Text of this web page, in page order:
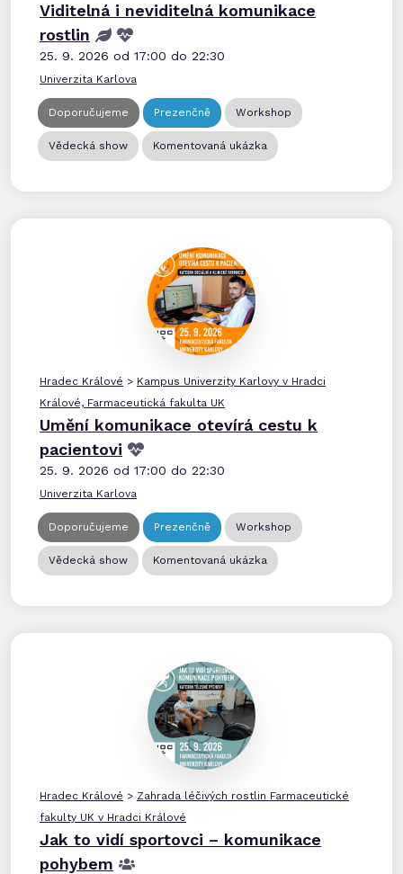
Viditelná i neviditelná komunikace
rostlin
25. 9. 2026 od 17:00 do 22:30
Univerzita Karlova
Doporučujeme Prezenčně Workshop
Vědecká show Komentovaná ukázka
Hradec Králové > Kampus Univerzity Karlovy v Hradci
Králové, Farmaceutická fakulta UK
Umění komunikace otevírá cestu k
pacientovi
25. 9. 2026 od 17:00 do 22:30
Univerzita Karlova
Doporučujeme Prezenčně Workshop
Vědecká show Komentovaná ukázka
Hradec Králové > Zahrada léčivých rostlin Farmaceutické
fakulty UK v Hradci Králové
Jak to vidí sportovci – komunikace
pohybem​